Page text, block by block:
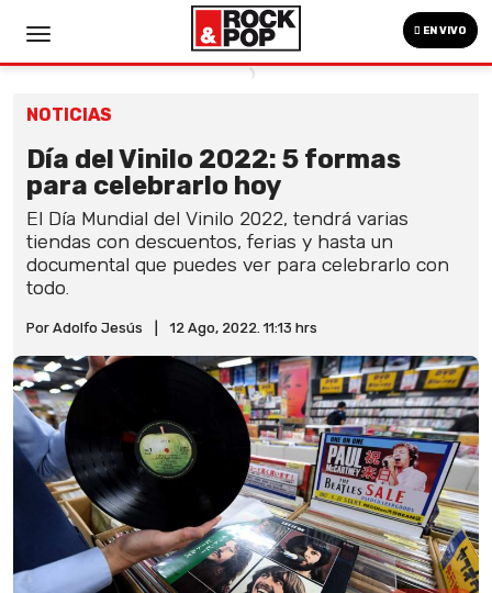
EN VIVO
NOTICIAS
Día del Vinilo 2022: 5 formas
para celebrarlo hoy
El Día Mundial del Vinilo 2022, tendrá varias
tiendas con descuentos, ferias y hasta un
documental que puedes ver para celebrarlo con
todo.
Por Adolfo Jesús 12 Ago, 2022. 11:13 hrs